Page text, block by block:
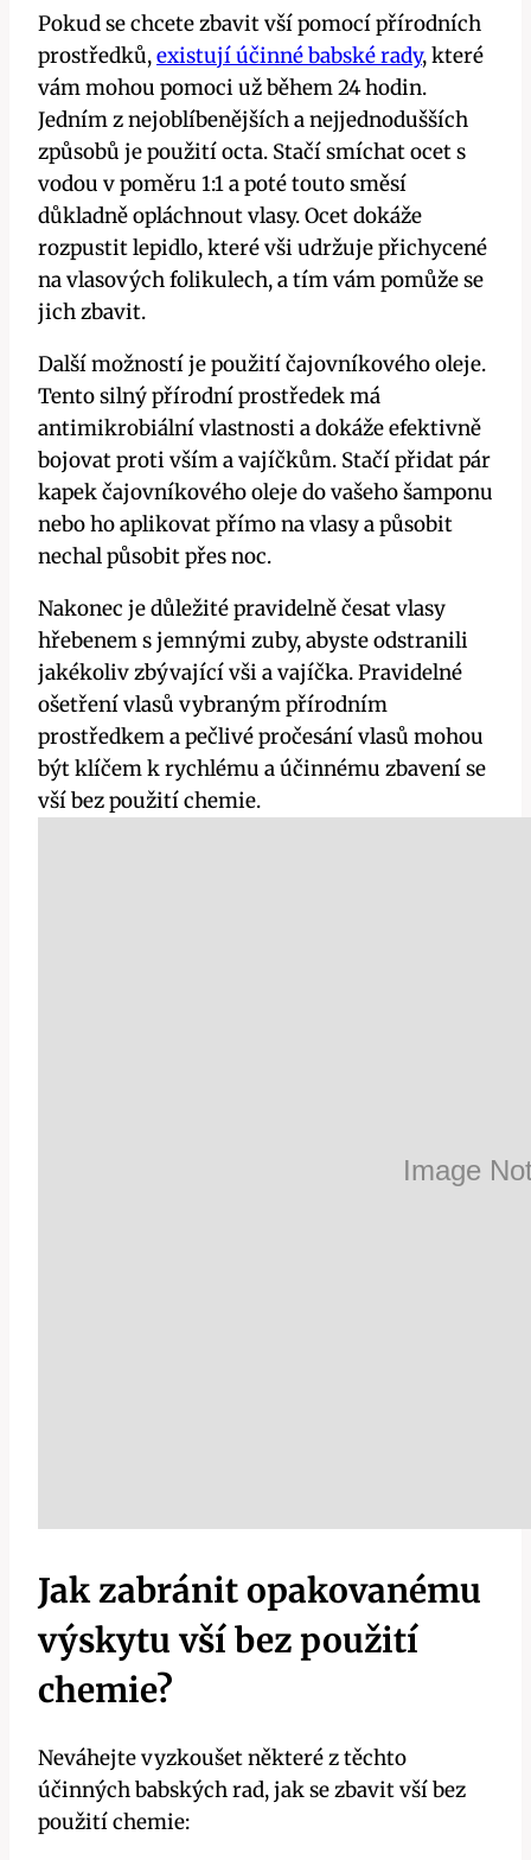
Pokud se chcete‍ zbavit vší pomocí přírodních
prostředků, ‍existují účinné babské rady, které
vám‌ mohou pomoci‌ už během 24 hodin. ​
Jedním z nejoblíbenějších a nejjednodušších
⁢způsobů je použití octa. Stačí⁣ smíchat ocet s
vodou ⁤v poměru 1:1 a⁤ poté touto směsí
důkladně⁤ opláchnout‌ vlasy. ⁢Ocet dokáže
rozpustit lepidlo, které vši udržuje přichycené
na⁤ vlasových folikulech, a tím vám pomůže se‌
jich zbavit.
Další možností je ‍použití čajovníkového oleje.
Tento silný přírodní prostředek ⁤má
antimikrobiální vlastnosti a dokáže efektivně
⁣bojovat proti vším a vajíčkům. Stačí přidat pár
kapek čajovníkového oleje do vašeho ⁢šamponu
nebo ho aplikovat přímo na vlasy a‌ působit
nechal působit přes noc.
Nakonec je důležité pravidelně ⁣česat vlasy
hřebenem s jemnými zuby, abyste odstranili‌
jakékoliv zbývající vši a vajíčka. Pravidelné
ošetření ⁤vlasů vybraným přírodním
prostředkem⁣ a pečlivé pročesání vlasů mohou
být​ klíčem k rychlému a účinnému zbavení⁣ se​
vší bez použití chemie.
Jak zabránit opakovanému‌
výskytu vší bez použití‍
chemie?
Neváhejte⁤ vyzkoušet některé z těchto
účinných⁣ babských rad, jak se zbavit vší bez
použití chemie: